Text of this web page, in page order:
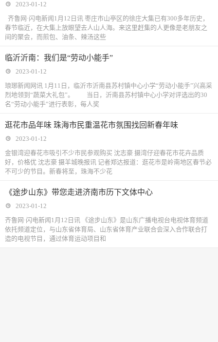
2023-01-12
齐鲁网·闪电新闻1月12日讯 枣庄市山亭区的徐庄大集已有300多年历史，
春节临近，在大集上放眼望去人山人海。来这里赶集的人更像是老朋友之
间的聚会，而煎包、油条、辣汤这些
临沂沂南：我们是“劳动小能手”
2023-01-12
琅琊新闻网讯 1月11日，临沂市沂南县苏村镇中心小学“劳动小能手”兴高采
烈地领到“蔬菜大礼包”。 当日，沂南县苏村镇中心小学对评选出的30
名“劳动小能手”进行表彰，每人奖
逛花市品年味 珠海市民重温花市氛围找回新春年味
2023-01-12
金银湾迎春花市吸引不少市民参观购买 沈志豪 摄湾仔迎春花市花卉品质
好，价格优 沈志豪 摄羊城晚报讯 记者郑达报道：逛花市是岭南地区春节必
不可少的节目。新春将至，珠海不少花
《途步山东》带您走进济南市历下文体中心
2023-01-12
齐鲁网·闪电新闻1月12日讯 《途步山东》是山东广播电视台电视体育频道
依托频道定位，与山东省体育局、山东省体育产业联合会深入合作联合打
造的电视节目，通过体育运动项目和